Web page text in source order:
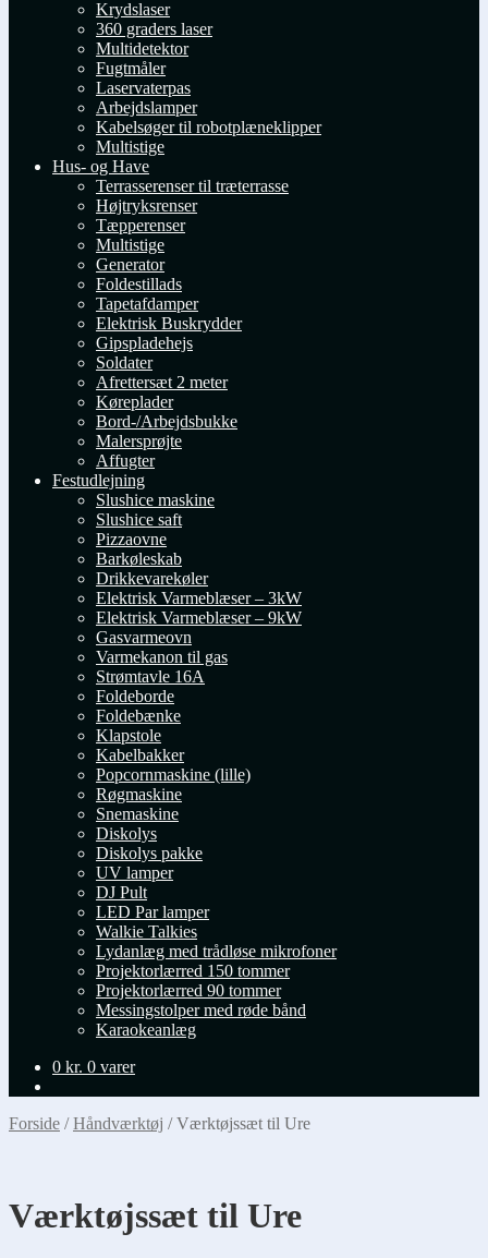
Krydslaser
360 graders laser
Multidetektor
Fugtmåler
Laservaterpas
Arbejdslamper
Kabelsøger til robotplæneklipper
Multistige
Hus- og Have
Terrasserenser til træterrasse
Højtryksrenser
Tæpperenser
Multistige
Generator
Foldestillads
Tapetafdamper
Elektrisk Buskrydder
Gipspladehejs
Soldater
Afrettersæt 2 meter
Køreplader
Bord-/Arbejdsbukke
Malersprøjte
Affugter
Festudlejning
Slushice maskine
Slushice saft
Pizzaovne
Barkøleskab
Drikkevarekøler
Elektrisk Varmeblæser – 3kW
Elektrisk Varmeblæser – 9kW
Gasvarmeovn
Varmekanon til gas
Strømtavle 16A
Foldeborde
Foldebænke
Klapstole
Kabelbakker
Popcornmaskine (lille)
Røgmaskine
Snemaskine
Diskolys
Diskolys pakke
UV lamper
DJ Pult
LED Par lamper
Walkie Talkies
Lydanlæg med trådløse mikrofoner
Projektorlærred 150 tommer
Projektorlærred 90 tommer
Messingstolper med røde bånd
Karaokeanlæg
0 kr. 0 varer
Forside /Håndværktøj /Værktøjssæt til Ure
Værktøjssæt til Ure